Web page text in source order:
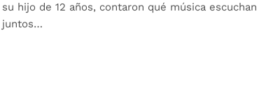
su hijo de 12 años, contaron qué música escuchan
juntos…